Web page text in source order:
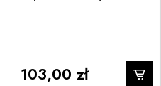
103,00 zł